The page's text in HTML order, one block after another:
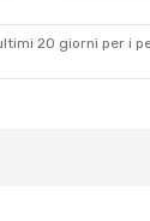
20 giorni per i